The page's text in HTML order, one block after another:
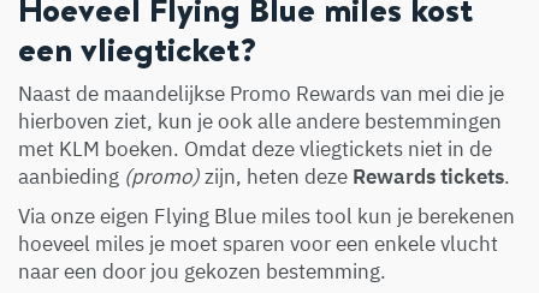
een vliegticket?
Naast de maandelijkse Promo Rewards van mei die je
hierboven ziet, kun je ook alle andere bestemmingen
met KLM boeken. Omdat deze vliegtickets niet in de
aanbieding (promo)zijn, heten deze Rewards tickets.
Via onze eigen Flying Blue miles tool kun je berekenen
hoeveel miles je moet sparen voor een enkele vlucht
naar een door jou gekozen bestemming.